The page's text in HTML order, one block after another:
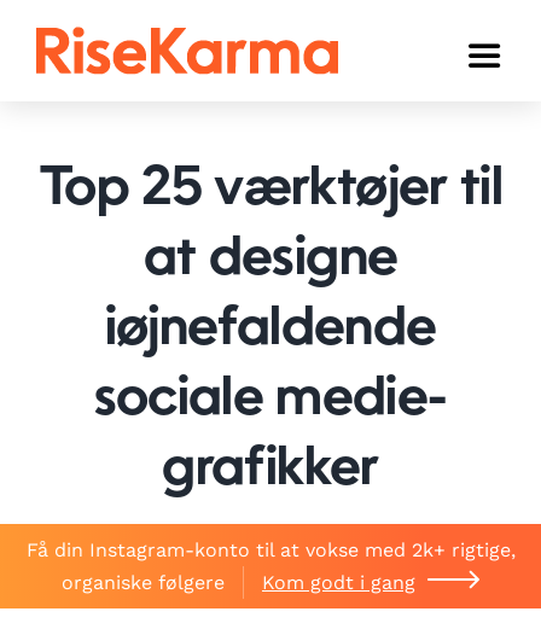
Toggle
TikTok
Twitter (𝕏)
Andre
Top 25 værktøjer til
at designe
iøjnefaldende
sociale medie-
grafikker
Få din Instagram-konto til at vokse med 2k+ rigtige,
organiske følgere
Kom godt i gang